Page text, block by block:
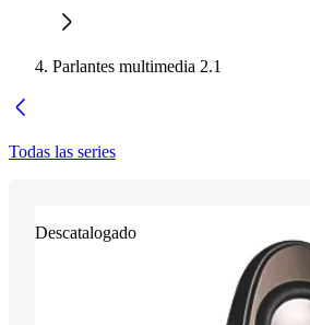
Parlantes multimedia 2.1
Todas las series
Descatalogado